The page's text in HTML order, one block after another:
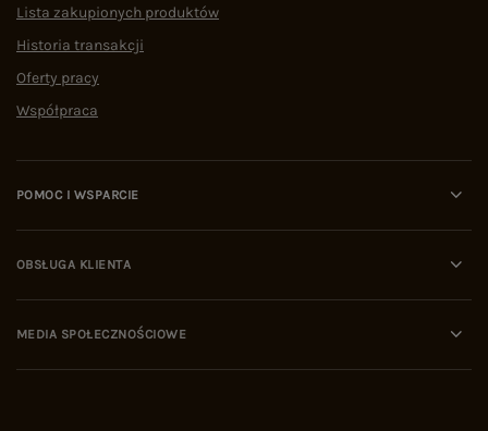
Lista zakupionych produktów
Historia transakcji
Oferty pracy
Współpraca
POMOC I WSPARCIE
OBSŁUGA KLIENTA
MEDIA SPOŁECZNOŚCIOWE